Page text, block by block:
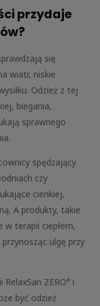
przydaje
się
wiatr, niskie
Odzież z tej
biegania,
sprawnego
spędzający
czy
cienkiej,
A produkty, takie
w terapii ciepłem,
ulgę przy
ZERO° i
być odzież